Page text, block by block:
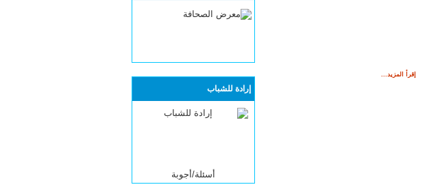
إرادة للشباب
أسئلة/أجوبة
إقرأ المزيد...